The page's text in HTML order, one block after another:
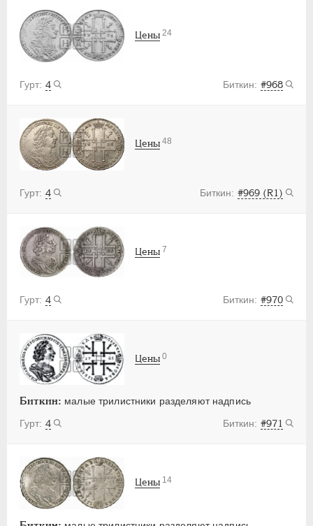
4 #968
Цены 24
4 #969 (R1)
Цены 48
4 #970
Цены 7
Биткин: малые трилистники разделяют надпись
4
#971
Цены 0
Цены 14